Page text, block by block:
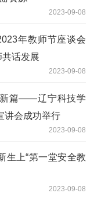
2023-09-08
年教师节座谈会
话发展
2023-09-08
篇——辽宁科技学
讲会成功举行
2023-09-08
生上“第一堂安全教
2023-09-08